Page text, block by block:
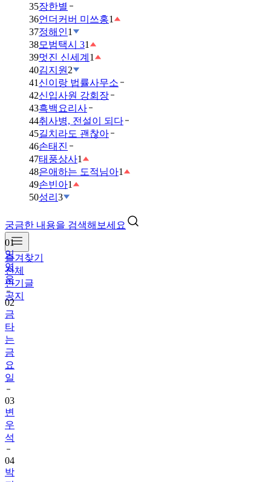
35장한별
36언더커버 미쓰홍1
37정해인1
38모범택시 31
39멋진 신세계 1
40김지원 2
41 신이랑 법률사무소
42신입사원 강회장
43흑백요리사
44취사병, 전설이 되다
45길치라도 괜찮아
46손태진
47태풍상사1
48은애하는 도적님아1
49손빈아1
50성리 3
궁금한 내용을 검색해보세요
즐겨찾기
전체
인기글
공지
01
임
영
웅
02
금
타
는
금
요
일
03
변
우
석
04
박